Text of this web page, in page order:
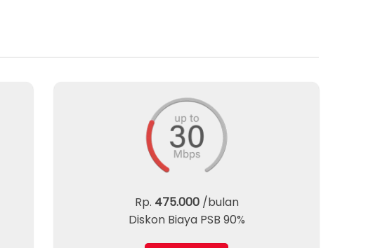
Rp. 475.000/bulan
Diskon Biaya PSB 90%